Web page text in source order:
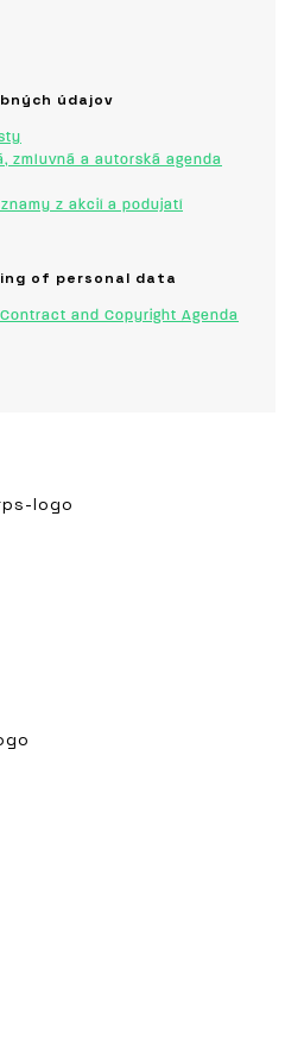
údajov
zmluvná a autorská agenda
z akcií a podujatí
of personal data
and Copyright Agenda